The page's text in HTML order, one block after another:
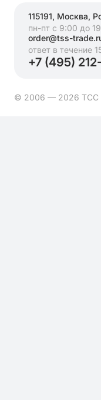
115191, Москва,
пн-пт с 9:00 до
order@tss-
ответ в течение
+7 (495)
© 2006 — 2026 ТСС